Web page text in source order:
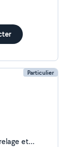
Mise en
Particulier
et